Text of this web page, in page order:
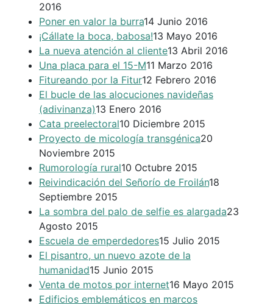
2016
Poner en valor la burra14 Junio 2016
¡Cállate la boca, babosa!13 Mayo 2016
La nueva atención al cliente13 Abril 2016
Una placa para el 15-M11 Marzo 2016
Fitureando por la Fitur12 Febrero 2016
El bucle de las alocuciones navideñas
(adivinanza)13 Enero 2016
Cata preelectoral10 Diciembre 2015
Proyecto de micología transgénica20
Noviembre 2015
Rumorología rural10 Octubre 2015
Reivindicación del Señorío de Froilán18
Septiembre 2015
La sombra del palo de selfie es alargada23
Agosto 2015
Escuela de emperdedores15 Julio 2015
El pisantro, un nuevo azote de la
humanidad15 Junio 2015
Venta de motos por internet16 Mayo 2015
Edificios emblemáticos en marcos